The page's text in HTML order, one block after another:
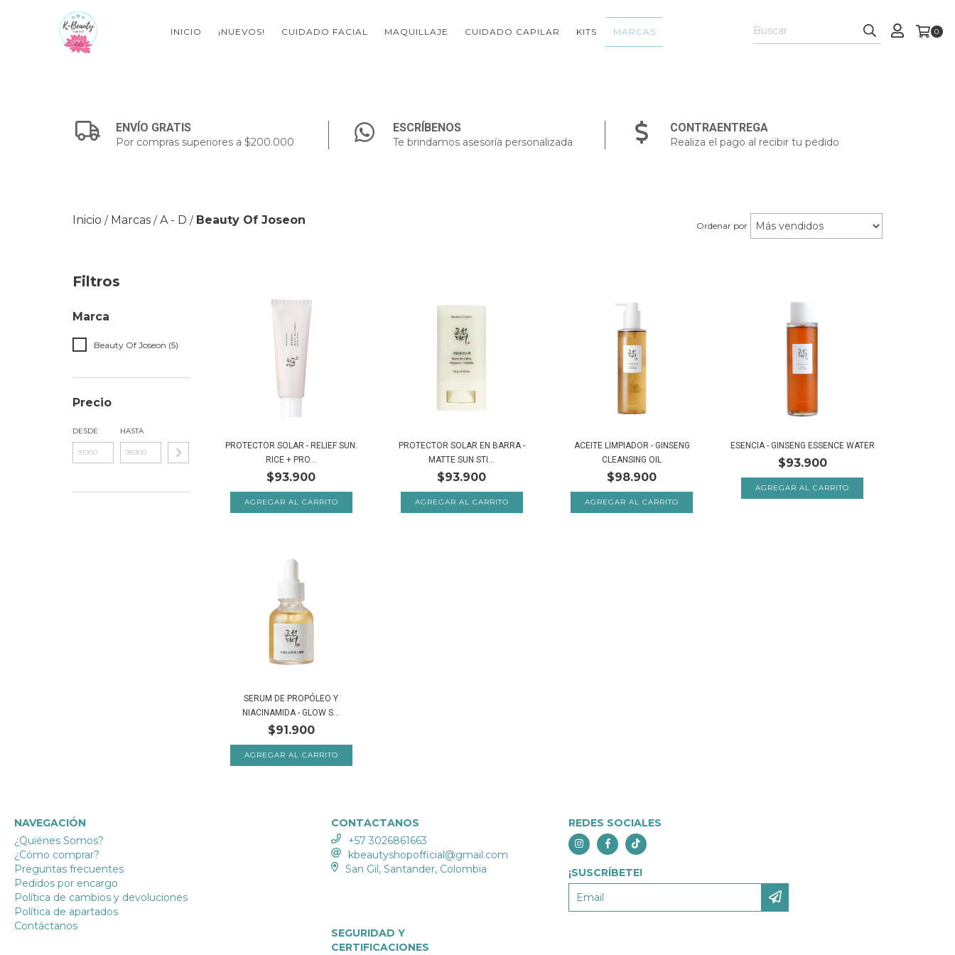
INICIO ¡NUEVOS! CUIDADO FACIAL MAQUILLAJE CUIDADO CAPILAR KITS MARCAS 0
ENVÍO GRATIS
Por compras superiores a $200.000
ESCRÍBENOS
Te brindamos asesoría personalizada
CONTRAENTREGA
Realiza el pago al recibir tu pedido
Inicio / Marcas / A - D / Beauty Of Joseon Ordenar por
Filtros
Marca
Beauty Of Joseon (5)
Precio
DESDE HASTA
PROTECTOR SOLAR - RELIEF SUN:
RICE + PRO...
$93.900
PROTECTOR SOLAR EN BARRA -
MATTE SUN STI...
$93.900
ACEITE LIMPIADOR - GINSENG
CLEANSING OIL
$98.900
ESENCIA - GINSENG ESSENCE WATER
$93.900
SERUM DE PROPÓLEO Y
NIACINAMIDA - GLOW S...
$91.900
NAVEGACIÓN
¿Quiénes Somos?
¿Cómo comprar?
Preguntas frecuentes
Pedidos por encargo
Política de cambios y devoluciones
Política de apartados
Contáctanos
CONTACTANOS
+57 3026861663
kbeautyshopofficial@gmail.com
San Gil, Santander, Colombia
REDES SOCIALES
¡SUSCRÍBETE!
SEGURIDAD Y
CERTIFICACIONES